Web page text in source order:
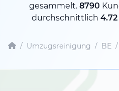
gesammelt. 8790
durchschnittlich 4.72
/ Umzugsreinigung / BE /